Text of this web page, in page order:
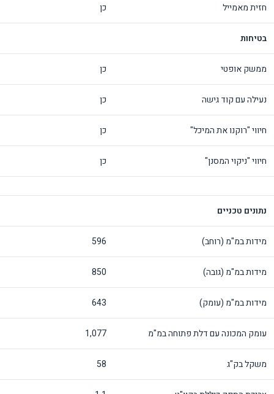
חזית מאמייל כן
בטיחות
ממשק אופטי כן
נעילה עם קוד גישה כן
חיווי "רוקנו את המיכל" כן
חיווי "ניקוי המסנן" כן
נתונים טכניים
מידות במ"מ (רוחב) 596
מידות במ"מ (גובה) 850
מידות במ"מ (עומק) 643
עומק המכונה עם דלת פתוחה במ"מ 1,077
משקל בק"ג 58